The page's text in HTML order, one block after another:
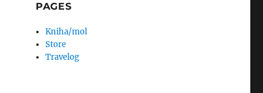
PAGES
Kniha/mol
Store
Travelog